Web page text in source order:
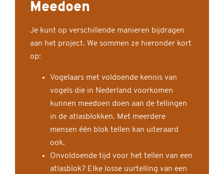
Meedoen
Je kunt op verschillende manieren bijdragen
aan het project. We sommen ze hieronder kort
op:
Vogelaars met voldoende kennis van
vogels die in Nederland voorkomen
kunnen meedoen doen aan de tellingen
in de atlasblokken. Met meerdere
mensen één blok tellen kan uiteraard
ook.
Onvoldoende tijd voor het tellen van een
atlasblok? Elke losse uurtelling van een